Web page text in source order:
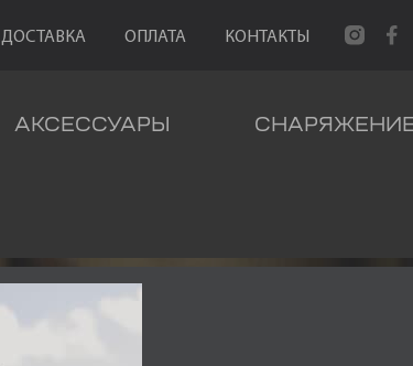
ДОСТАВКА ОПЛАТА КОНТАКТЫ
АКСЕССУАРЫ